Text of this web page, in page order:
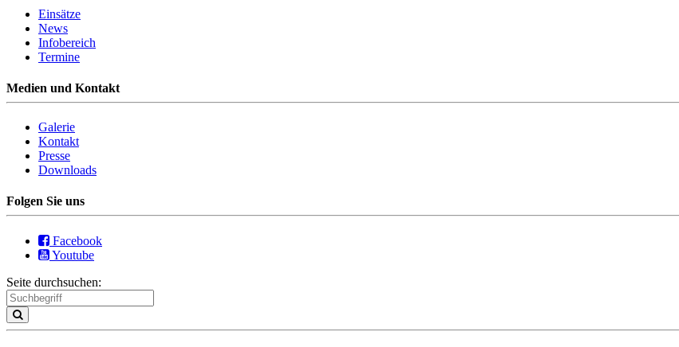
Einsätze
News
Infobereich
Termine
Medien und Kontakt
Galerie
Kontakt
Presse
Downloads
Folgen Sie uns
Facebook
Youtube
Seite durchsuchen: